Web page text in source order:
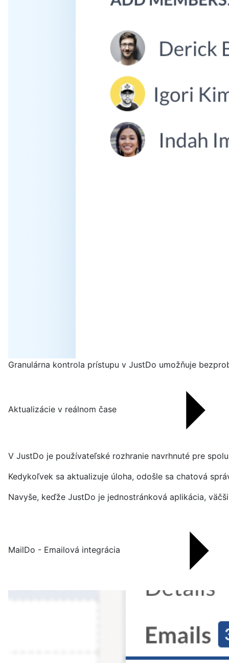
Granulárna kontrola prístupu v JustDo umožňuje
Aktualizácie v reálnom čase
V JustDo je používateľské rozhranie navrhnuté pre
Kedykoľvek sa aktualizuje úloha, odošle sa chatová
Navyše, keďže JustDo je jednostránková aplikácia,
MailDo - Emailová integrácia